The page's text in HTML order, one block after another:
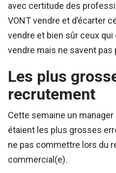
avec certitude des
VONT vendre et d’écarter
vendre et bien sûr ceux qui
vendre mais ne savent pas
Les plus
recrutement
Cette semaine un manager
étaient les plus grosses
ne pas commettre lors du
commercial(e).